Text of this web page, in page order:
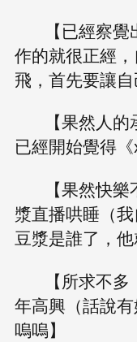
【已經察
作的就很正經
飛，首先要讓自
【果然人
已經開始覺得《
【果然快
漿直播哄睡（
豆漿是誰了，他
【所求不
年高興（話說
嗚嗚】